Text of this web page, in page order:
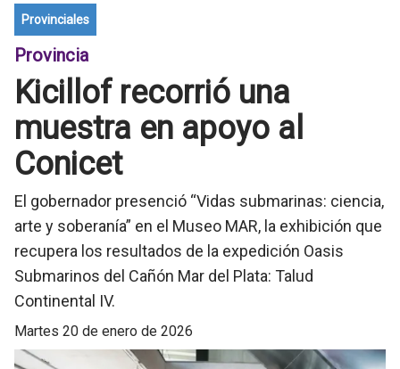
Provinciales
Provincia
Kicillof recorrió una
muestra en apoyo al
Conicet
El gobernador presenció “Vidas submarinas: ciencia,
arte y soberanía” en el Museo MAR, la exhibición que
recupera los resultados de la expedición Oasis
Submarinos del Cañón Mar del Plata: Talud
Continental IV.
martes 20 de enero de 2026